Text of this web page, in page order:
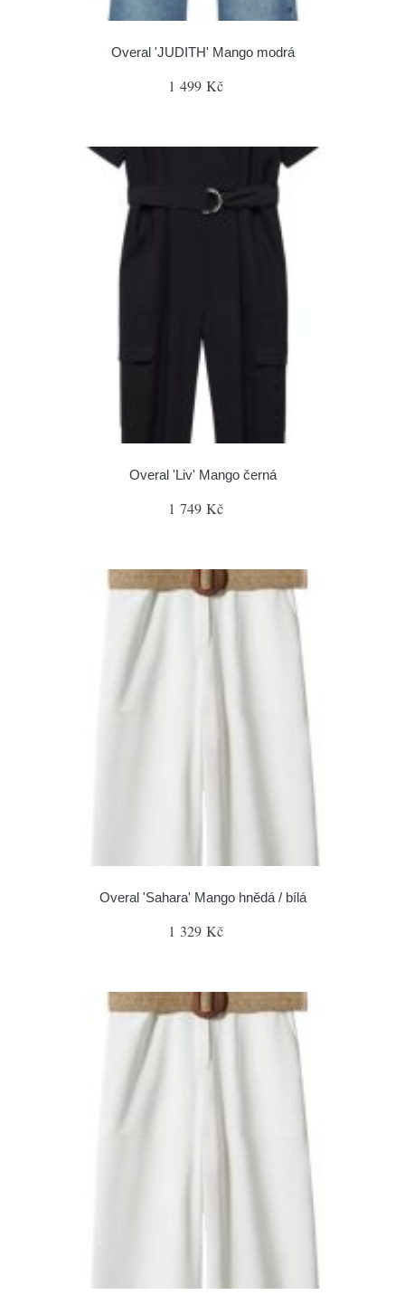
Overal 'JUDITH' Mango modrá
1 499 Kč
Overal 'Liv' Mango černá
1 749 Kč
Overal 'Sahara' Mango hnědá / bílá
1 329 Kč